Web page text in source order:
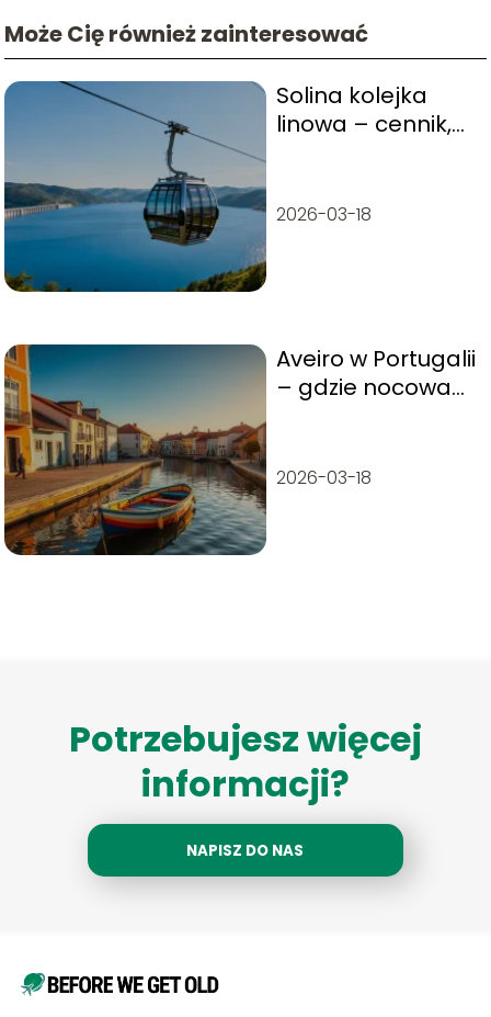
Może Cię również zainteresować
Solina kolejka
linowa – cennik,
2026-03-18
Aveiro w Portugalii
– gdzie nocować i
2026-03-18
Potrzebujesz więcej
informacji?
NAPISZ DO NAS